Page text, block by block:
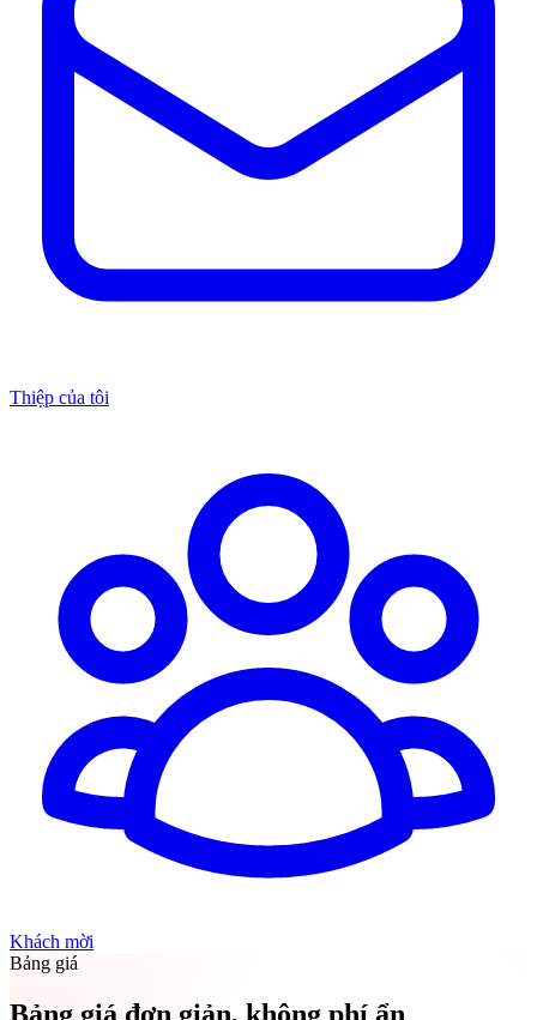
Thiệp của tôi
Khách mời
Bảng giá